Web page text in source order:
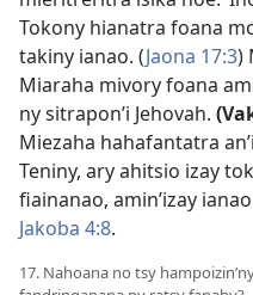
Tokony hianatra foana
takiny ianao. (Jaona 17:3)
Miaraha mivory foana
ny sitrapon’i Jehovah.
Miezaha hahafantatra
Teniny, ary ahitsio izay
fiainanao, amin’izay
Jakoba 4:8.
17. Nahoana no tsy